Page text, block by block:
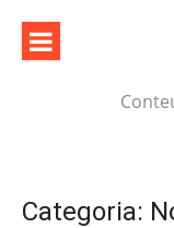
content
Categoria: